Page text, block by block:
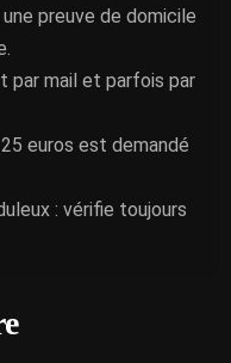
preuve de domicile
par mail et parfois par
euros est demandé
: vérifie toujours